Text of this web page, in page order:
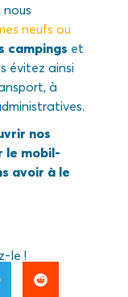
neufs ou
campings et
évitez ainsi
à
nos
le mobil-
avoir à le
le !